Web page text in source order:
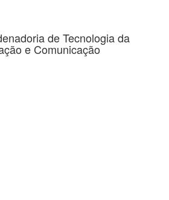
de Tecnologia da
e Comunicação